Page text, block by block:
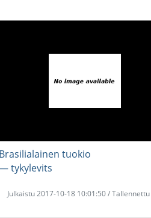
Brasilialainen tuokio
tykylevits
Julkaistu 2017-10-18 10:01:50 /